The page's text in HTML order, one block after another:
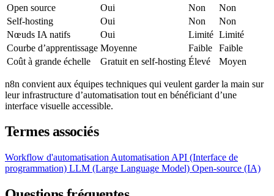
Open source
Oui Non
Non
Self-hosting
Oui Non
Non
Nœuds IA natifs
Oui Limité Limité
Courbe d’apprentissage Moyenne Faible
Faible
Coût à grande échelle
Gratuit en self-hosting Élevé Moyen
n8n convient aux équipes techniques qui veulent garder la main sur
leur infrastructure d’automatisation tout en bénéficiant d’une
interface visuelle accessible.
Termes associés
Workflow d'automatisation Automatisation API (Interface de
programmation) LLM (Large Language Model) Open-source (IA)